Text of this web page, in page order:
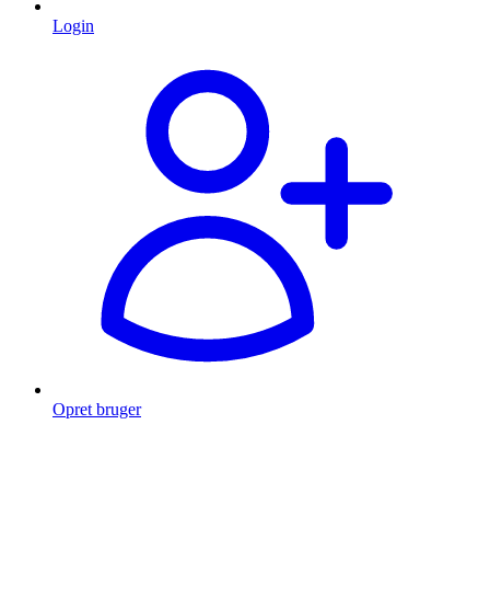
Login
Opret bruger